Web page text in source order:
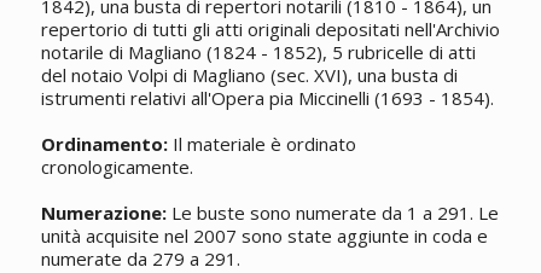
1842), una busta di repertori notarili (1810 - 1864), un
repertorio di tutti gli atti originali depositati nell'Archivio
notarile di Magliano (1824 - 1852), 5 rubricelle di atti
del notaio Volpi di Magliano (sec. XVI), una busta di
istrumenti relativi all'Opera pia Miccinelli (1693 - 1854).
Ordinamento:Il materiale è ordinato
cronologicamente.
Numerazione:Le buste sono numerate da 1 a 291. Le
unità acquisite nel 2007 sono state aggiunte in coda e
numerate da 279 a 291.